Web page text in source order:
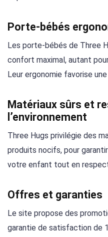
Porte-bébés
Les porte-bébés de Three
confort maximal, autant
Leur ergonomie favorise
Matériaux sûrs et
l’environnement
Three Hugs privilégie des
produits nocifs, pour
votre enfant tout en
Offres et garanties
Le site propose des
garantie de satisfaction de